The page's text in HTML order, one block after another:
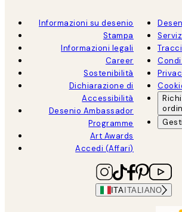
Informazioni su desenio
Stampa
Informazioni legali
Career
Sostenibilità
Dichiarazione di
Accessibilità
Desenio Ambassador
Programme
Art Awards
Accedi (Affari)
ITA ITALIANO